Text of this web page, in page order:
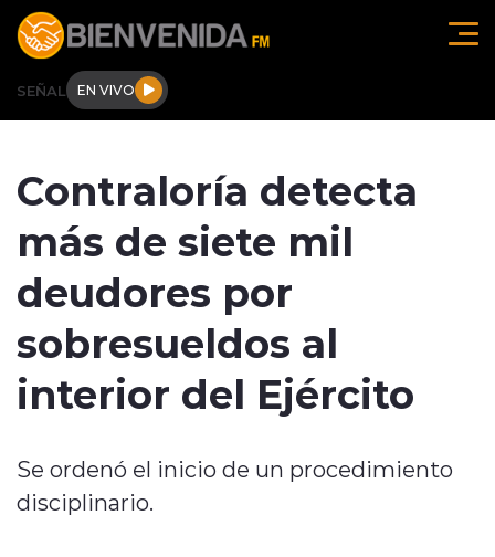
Click acá para ir directamente al contenido
SEÑAL EN VIVO
Tendencias
Internacional
Entrevistas
Contraloría detecta
más de siete mil
deudores por
sobresueldos al
interior del Ejército
Se ordenó el inicio de un procedimiento
disciplinario.